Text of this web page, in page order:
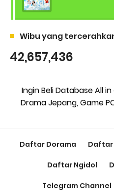
Wibu yang
42,657,436
Ingin Beli Database All
Drama Jepang, Game
Daftar Dorama Daftar
Daftar Ngidol
Telegram Channel